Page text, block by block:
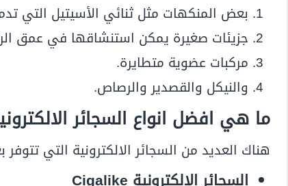
بعض المنكهات مثل ثنائي الأسيتيل التي
جزيئات صغيرة يمكن استنشاقها في عمق
مركبات عضوية متطايرة.
والنيكل والقصدير والرصاص.
ما هي افضل انواع السجائر
هناك العديد من السجائر الالكترونية التي